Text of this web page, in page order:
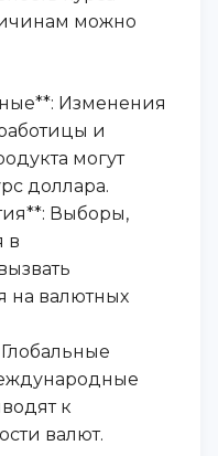
можно
Изменения
и
могут
доллара.
Выборы,
в
на валютных
к
валют.